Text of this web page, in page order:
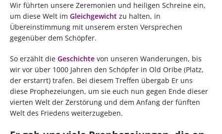
Wir führten unsere Zeremonien und heiligen Schreine ein,
um diese Welt im Gleichgewicht zu halten, in
Übereinstimmung mit unserem ersten Versprechen
gegenüber dem Schöpfer.
So erzählt die Geschichte von unseren Wanderungen, bis
wir vor über 1000 Jahren den Schöpfer in Old Oribe (Platz,
der erstarrt) trafen. Bei diesem Treffen übergab Er uns
diese Prophezeiungen, um sie euch nun gegen Ende dieser
vierten Welt der Zerstörung und dem Anfang der fünften
Welt des Friedens weiterzugeben.